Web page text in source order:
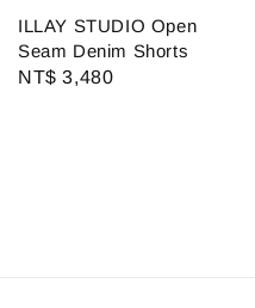
ILLAY STUDIO Open
Seam Denim Shorts
Regular
NT$ 3,480